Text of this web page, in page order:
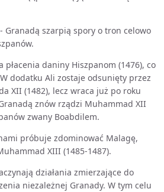
- Granadą szarpią spory o tron celowo
płacenia daniny Hiszpanom (1476), co
dodatku Ali zostaje odsunięty przez
XII (1482), lecz wraca już po roku
znów rządzi Muhammad XII
zwany Boabdilem.
próbuje zdominować Malagę,
XIII (1485-1487).
działania zmierzające do
niezależnej Granady. W tym celu